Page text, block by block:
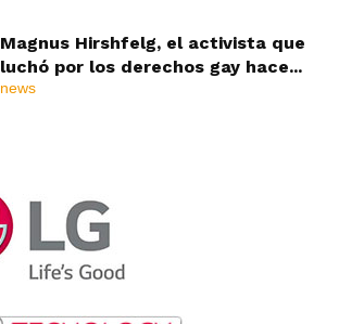
Magnus Hirshfelg, el activista que
luchó por los derechos gay hace...